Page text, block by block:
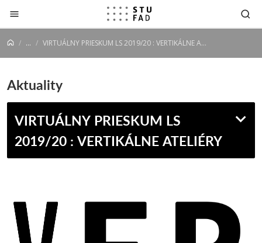
Prejsť na obsah
... VIRTUÁLNY PRIESKUM LS 2019/20 : VERTIKÁLNE ATELIÉRY
Aktuality
VIRTUÁLNY PRIESKUM LS
2019/20 : VERTIKÁLNE ATELIÉRY